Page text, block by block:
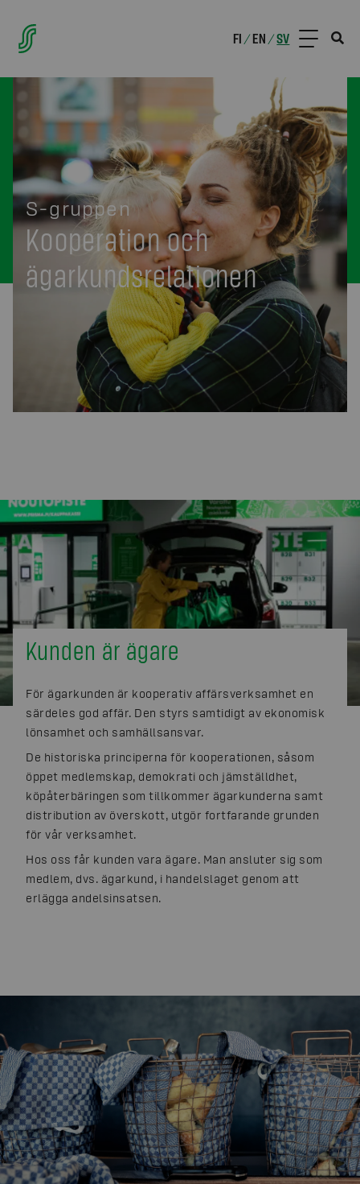
FI /EN /SV
S-gruppen
Kooperation och
ägarkundsrelationen
Kunden är ägare
För ägarkunden är kooperativ affärsverksamhet en
särdeles god affär. Den styrs samtidigt av ekonomisk
lönsamhet och samhällsansvar.
De historiska principerna för kooperationen, såsom
öppet medlemskap, demokrati och jämställdhet,
köpåterbäringen som tillkommer ägarkunderna samt
distribution av överskott, utgör fortfarande grunden
för vår verksamhet.
Hos oss får kunden vara ägare. Man ansluter sig som
medlem, dvs. ägarkund, i handelslaget genom att
erlägga andelsinsatsen.